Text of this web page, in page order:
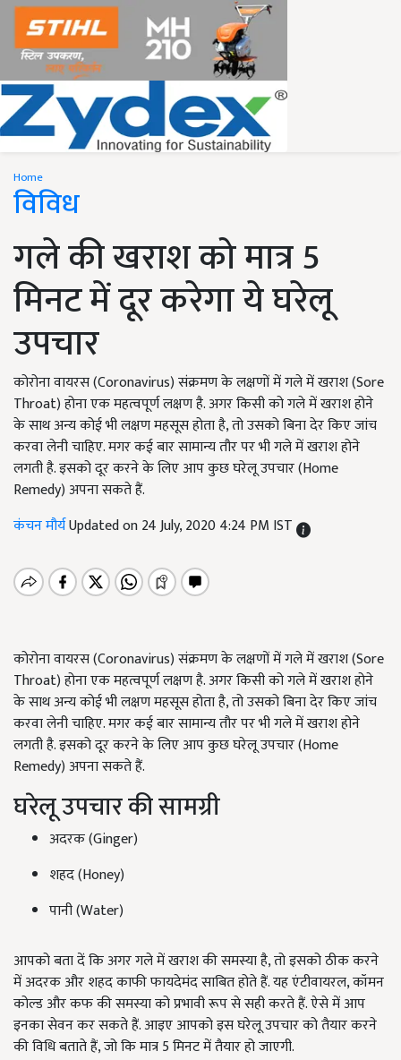
Home
विविध
गले की खराश को मात्र 5
मिनट में दूर करेगा ये घरेलू
उपचार
कोरोना वायरस (Coronavirus) संक्रमण के लक्षणों में गले में खराश (Sore
Throat) होना एक महत्वपूर्ण लक्षण है. अगर किसी को गले में खराश होने
के साथ अन्य कोई भी लक्षण महसूस होता है, तो उसको बिना देर किए जांच
करवा लेनी चाहिए. मगर कई बार सामान्य तौर पर भी गले में खराश होने
लगती है. इसको दूर करने के लिए आप कुछ घरेलू उपचार (Home
Remedy) अपना सकते हैं.
कंचन मौर्यUpdated on 24 July, 2020 4:24 PM IST
कोरोना वायरस (Coronavirus) संक्रमण के लक्षणों में गले में खराश (Sore
Throat) होना एक महत्वपूर्ण लक्षण है. अगर किसी को गले में खराश होने
के साथ अन्य कोई भी लक्षण महसूस होता है, तो उसको बिना देर किए जांच
करवा लेनी चाहिए. मगर कई बार सामान्य तौर पर भी गले में खराश होने
लगती है. इसको दूर करने के लिए आप कुछ घरेलू उपचार (Home
Remedy) अपना सकते हैं.
घरेलू उपचार की सामग्री
अदरक (Ginger)
शहद (Honey)
पानी (Water)
आपको बता दें कि अगर गले में खराश की समस्या है, तो इसको ठीक करने
में अदरक और शहद काफी फायदेमंद साबित होते हैं. यह एंटीवायरल, कॉमन
कोल्ड और कफ की समस्या को प्रभावी रूप से सही करते हैं. ऐसे में आप
इनका सेवन कर सकते हैं. आइए आपको इस घरेलू उपचार को तैयार करने
की विधि बताते हैं, जो कि मात्र 5 मिनट में तैयार हो जाएगी.